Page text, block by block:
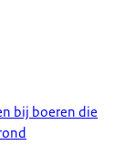
bij boeren die